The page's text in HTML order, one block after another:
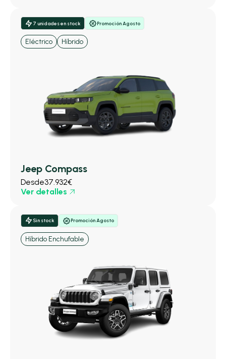
7 unidades en stock Promoción Agosto
Eléctrico Híbrido
Jeep Compass
Desde37.932€
Ver detalles
Sin stock Promoción Agosto
Híbrido Enchufable